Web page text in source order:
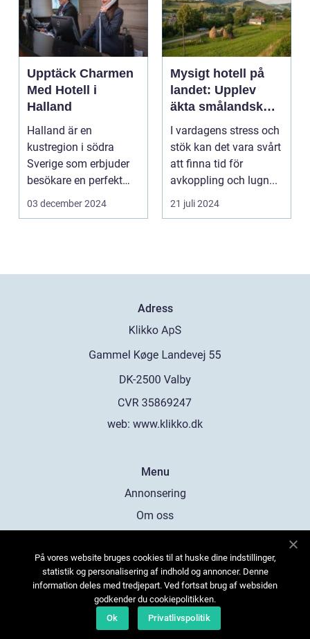
Upptäck Charmen
Med Hotell i
Halland
Halland är en
kustregion i södra
Sverige som erbjuder
besökare en perfekt
blandning a...
03 december 2024
Mysigt hotell på
landet: Upplev
äkta smålandsk
charm på
smålandstorpet
I vardagens stress och
stök kan det vara svårt
att finna tid för
avkoppling och lugn...
21 juli 2024
Adress
web: www.klikko.dk
Menu
Annonsering
Om oss
Kontakta oss
Sitemap
På vores website bruges cookies til at huske dine indstillinger,
statistik og personalisering af indhold og annoncer. Denne
information deles med tredjepart. Ved fortsat brug af websiden
godkender du cookiepolitikken.
Ok
Privatlivspolitik